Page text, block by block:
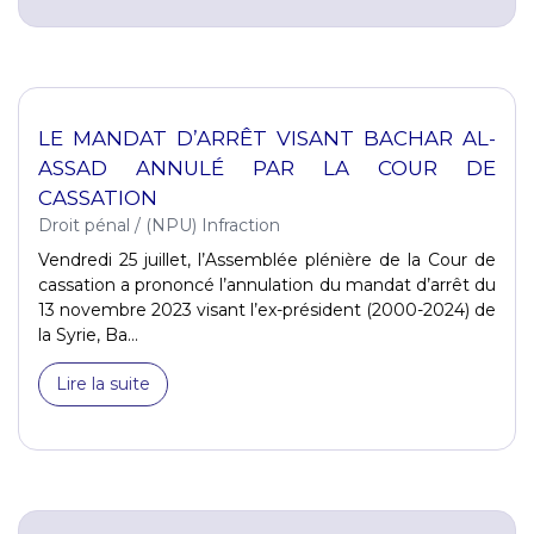
LE MANDAT D’ARRÊT VISANT BACHAR AL-
ASSAD ANNULÉ PAR LA COUR DE
CASSATION
Droit pénal / (NPU) Infraction
Vendredi 25 juillet, l’Assemblée plénière de la Cour de
cassation a prononcé l’annulation du mandat d’arrêt du
13 novembre 2023 visant l’ex-président (2000-2024) de
la Syrie, Ba...
Lire la suite